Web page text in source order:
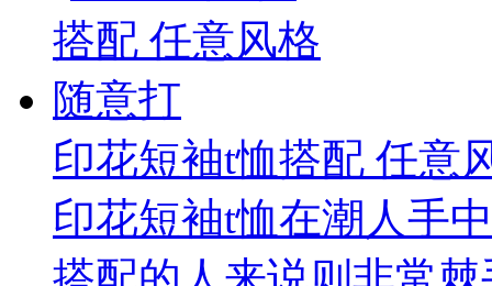
印花短袖t恤搭配 任意
印花短袖t恤在潮人手